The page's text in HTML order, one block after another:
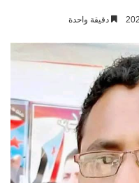
دقيقة واحدة